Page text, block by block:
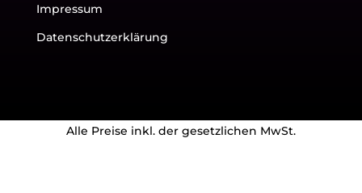
Impressum
Datenschutzerklärung
Alle Preise inkl. der gesetzlichen MwSt.